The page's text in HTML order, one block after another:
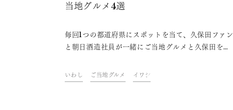
当地グルメ4選
毎回1つの都道府県にスポットを当て、久保田ファン
と朝日酒造社員が一緒にご当地グルメと久保田を味
楽しむオンライン飲み会「久保田ご当地グルメ
部」。今回は、千葉県をテーマに開催しました。フ
いわし ご当地グルメ イワシ